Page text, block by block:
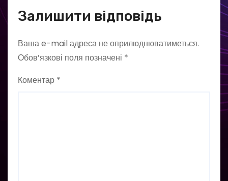
Залишити відповідь
Ваша e-mail адреса не оприлюднюватиметься.
Обов’язкові поля позначені *
Коментар *